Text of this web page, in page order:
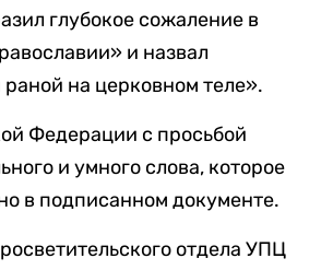
глубокое сожаление в
и назвал
на церковном теле».
Федерации с просьбой
и умного слова, которое
в подписанном документе.
отдела УПЦ